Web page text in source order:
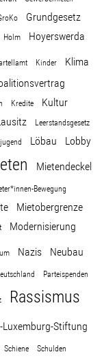
Grundgesetz
Holm Hoyerswerda
Kinder Klima
Kredite Kultur
Leerstandsgesetz
Löbau
Lobby
Mietendeckel
Bewegung
Mietobergrenze
Modernisierung
Nazis Neubau
Parteispenden
Rassismus
Luxemburg-Stiftung
Schiene Schulden